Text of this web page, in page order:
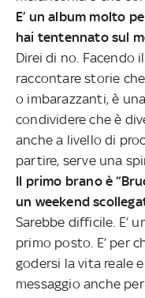
E’ un album molto
hai tentennato sul
Direi di no. Facendo
raccontare storie
o imbarazzanti, è
condividere che è
anche a livello di
partire, serve una
Il primo brano è
un weekend
Sarebbe difficile. E’
primo posto. E’ per
godersi la vita reale
messaggio anche